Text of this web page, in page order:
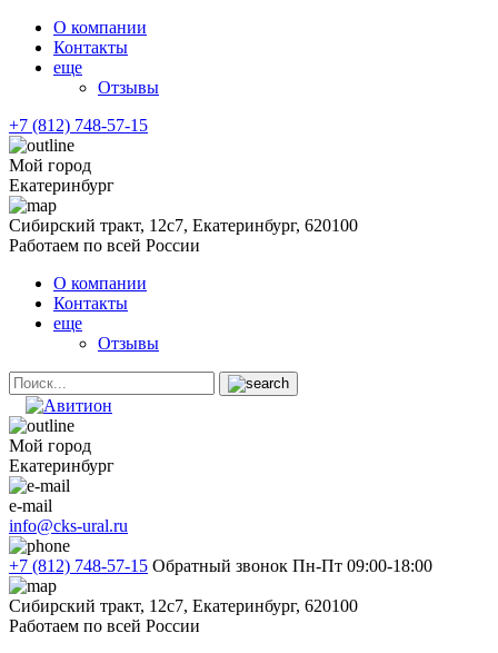
О компании
Контакты
еще
Отзывы
+7 (812) 748-57-15
Мой город
Екатеринбург
Сибирский тракт, 12с7, Екатеринбург, 620100
Работаем по всей России
О компании
Контакты
еще
Отзывы
Мой город
Екатеринбург
e-mail
info@cks-ural.ru
+7 (812) 748-57-15 Обратный звонок Пн-Пт 09:00-18:00
Сибирский тракт, 12с7, Екатеринбург, 620100
Работаем по всей России